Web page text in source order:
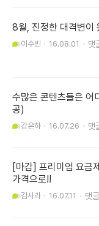
8월, 진정한 대격변이
이수빈 16.08.01
수많은 콘텐츠들은 어
공)
강은하 16.07.26
[마감] 프리미엄 요금
가격으로!!
김사라 16.07.11